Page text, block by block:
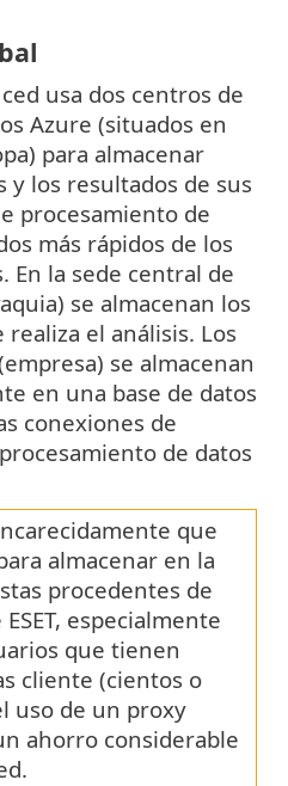
usa dos centros de
Azure (situados en
para almacenar
y los resultados de sus
procesamiento de
más rápidos de los
En la sede central de
se almacenan los
realiza el análisis. Los
se almacenan
en una base de datos
conexiones de
de datos
que
almacenar en la
procedentes de
especialmente
que tienen
cliente (cientos o
uso de un proxy
ahorro considerable